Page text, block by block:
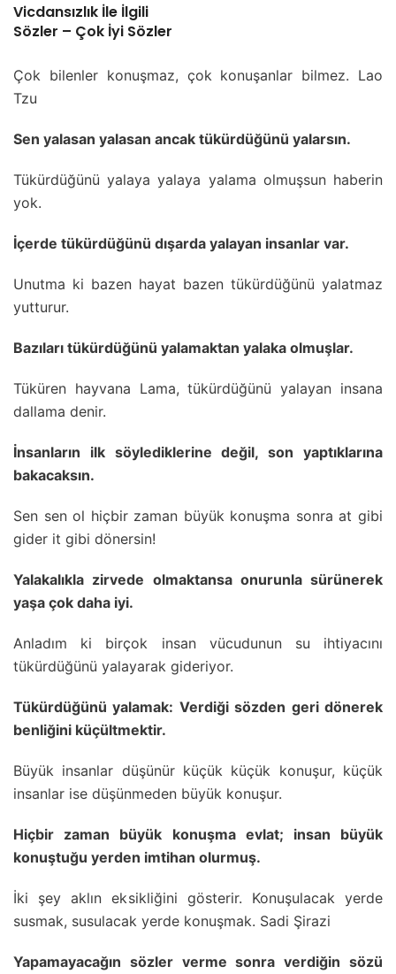
Vicdansızlık İle İlgili
Sözler – Çok İyi Sözler
Çok bilenler konuşmaz, çok konuşanlar bilmez. Lao
Tzu
Sen yalasan yalasan ancak tükürdüğünü yalarsın.
Tükürdüğünü yalaya yalaya yalama olmuşsun haberin
yok.
İçerde tükürdüğünü dışarda yalayan insanlar var.
Unutma ki bazen hayat bazen tükürdüğünü yalatmaz
yutturur.
Bazıları tükürdüğünü yalamaktan yalaka olmuşlar.
Tüküren hayvana Lama, tükürdüğünü yalayan insana
dallama denir.
İnsanların ilk söylediklerine değil, son yaptıklarına
bakacaksın.
Sen sen ol hiçbir zaman büyük konuşma sonra at gibi
gider it gibi dönersin!
Yalakalıkla zirvede olmaktansa onurunla sürünerek
yaşa çok daha iyi.
Anladım ki birçok insan vücudunun su ihtiyacını
tükürdüğünü yalayarak gideriyor.
Tükürdüğünü yalamak: Verdiği sözden geri dönerek
benliğini küçültmektir.
Büyük insanlar düşünür küçük küçük konuşur, küçük
insanlar ise düşünmeden büyük konuşur.
Hiçbir zaman büyük konuşma evlat; insan büyük
konuştuğu yerden imtihan olurmuş.
İki şey aklın eksikliğini gösterir. Konuşulacak yerde
susmak, susulacak yerde konuşmak. Sadi Şirazi
Yapamayacağın sözler verme sonra verdiğin sözü